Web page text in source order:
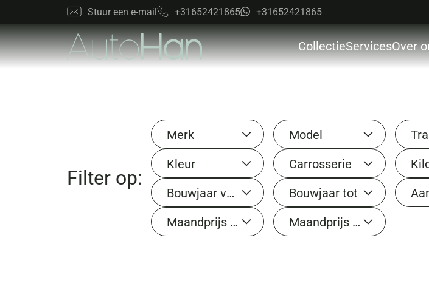
Stuur een e-mail +31652421865 +31652421865
CollectieServicesOver
Filter op:
Merk Model
Kleur
Carrosserie
Bouwjaar van
Bouwjaar tot
Maandprijs van
Maandprijs tot